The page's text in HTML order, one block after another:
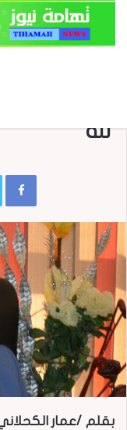
لله
بقلم /عمار